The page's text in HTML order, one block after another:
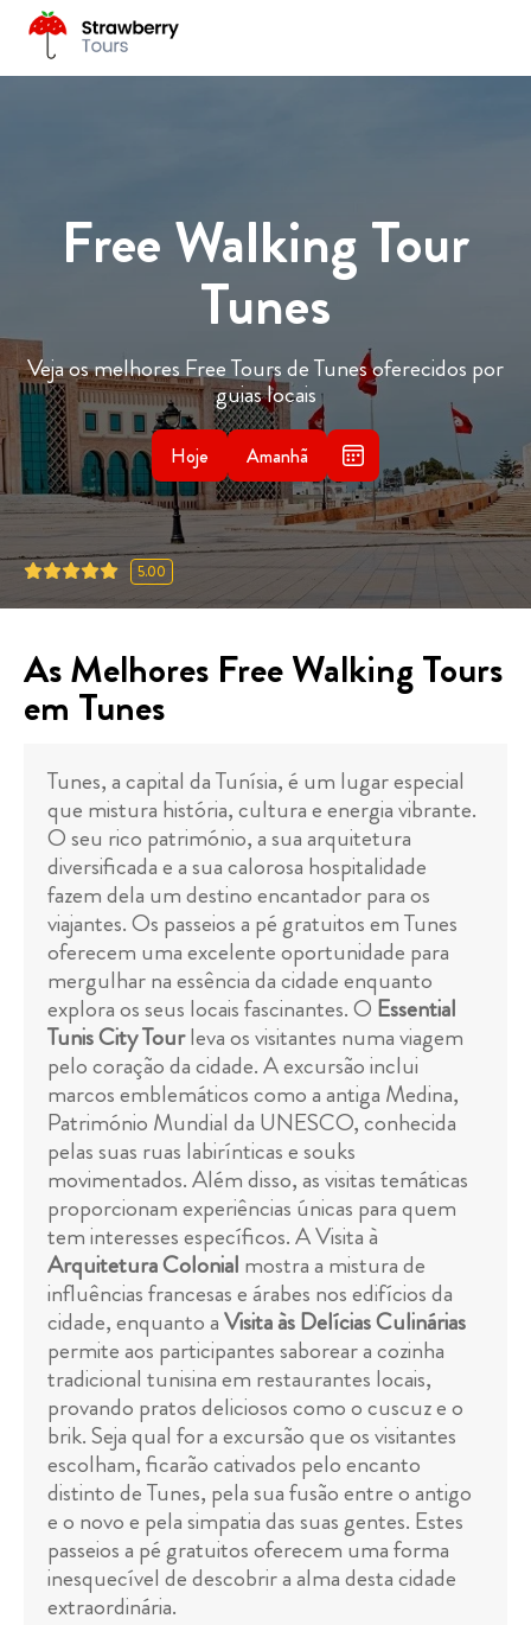
Free Walking Tour
Tunes
Veja os melhores Free Tours de Tunes oferecidos por
guias locais
Hoje Amanhã
5.00
As Melhores Free Walking Tours
em Tunes
Tunes, a capital da Tunísia, é um lugar especial
que mistura história, cultura e energia vibrante.
O seu rico património, a sua arquitetura
diversificada e a sua calorosa hospitalidade
fazem dela um destino encantador para os
viajantes. Os passeios a pé gratuitos em Tunes
oferecem uma excelente oportunidade para
mergulhar na essência da cidade enquanto
explora os seus locais fascinantes. O Essential
Tunis City Tourleva os visitantes numa viagem
pelo coração da cidade. A excursão inclui
marcos emblemáticos como a antiga Medina,
Património Mundial da UNESCO, conhecida
pelas suas ruas labirínticas e souks
movimentados. Além disso, as visitas temáticas
proporcionam experiências únicas para quem
tem interesses específicos. A Visita à
Arquitetura Colonial mostra a mistura de
influências francesas e árabes nos edifícios da
cidade, enquanto aVisita às Delícias Culinárias
permite aos participantes saborear a cozinha
tradicional tunisina em restaurantes locais,
provando pratos deliciosos como o cuscuz e o
brik. Seja qual for a excursão que os visitantes
escolham, ficarão cativados pelo encanto
distinto de Tunes, pela sua fusão entre o antigo
e o novo e pela simpatia das suas gentes. Estes
passeios a pé gratuitos oferecem uma forma
inesquecível de descobrir a alma desta cidade
extraordinária.